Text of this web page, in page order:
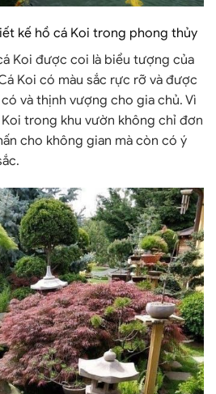
kế hồ cá Koi trong phong thủy
Koi được coi là biểu tượng của
Koi có màu sắc rực rỡ và được
và thịnh vượng cho gia chủ. Vì
trong khu vườn không chỉ đơn
cho không gian mà còn có ý